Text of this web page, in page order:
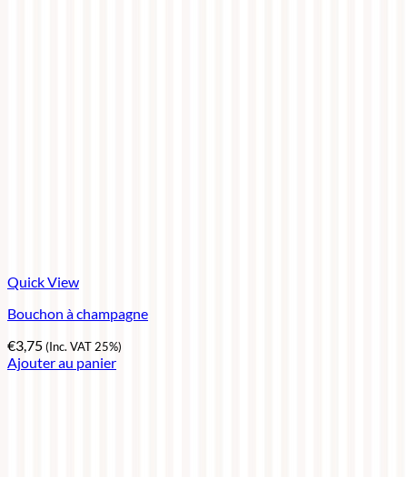
Quick View
Bouchon à champagne
€3,75(Inc. VAT 25%)
Ajouter au panier